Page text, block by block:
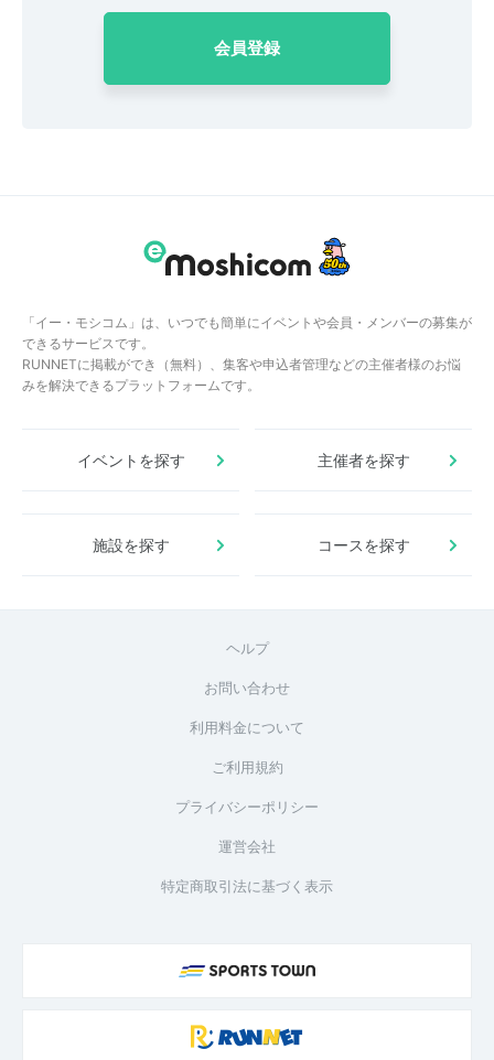
会員登録
「イー・モシコム」は、いつでも簡単にイベントや会員・メンバーの募集が
できるサービスです。
RUNNETに掲載ができ（無料）、集客や申込者管理などの主催者様のお悩
みを解決できるプラットフォームです。
イベントを探す 主催者を探す
施設を探す コースを探す
ヘルプ
お問い合わせ
利用料金について
ご利用規約
プライバシーポリシー
運営会社
特定商取引法に基づく表示